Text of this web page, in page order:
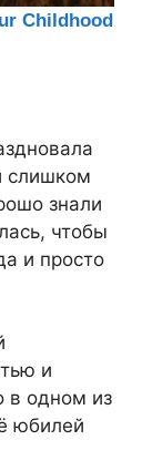
слишком
знали
чтобы
и просто
и
в одном из
юбилей